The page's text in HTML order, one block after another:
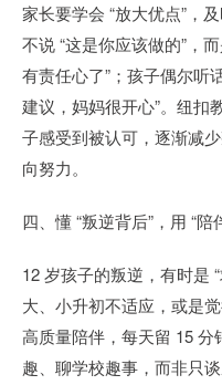
家长要学会 “放大优点”，
不说 “这是你应该做的”，
有责任心了”；孩子偶尔听
建议，妈妈很开心”。纽扣
子感受到被认可，逐渐减
向努力。
四、懂 “叛逆背后”，用 “陪
12 岁孩子的叛逆，有时是
大、小升初不适应，或是
高质量陪伴，每天留 15 分
趣、聊学校趣事，而非只